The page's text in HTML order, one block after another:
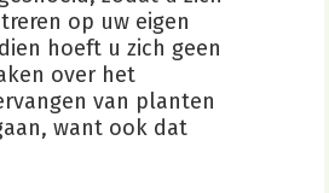
op uw eigen
hoeft u zich geen
over het
van planten
want ook dat